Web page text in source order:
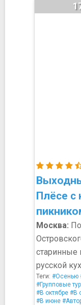
Плёсе с
Москва:
старинные
русской
Теги: #Осенью
#Групповые
#В октябре #В
#В июне